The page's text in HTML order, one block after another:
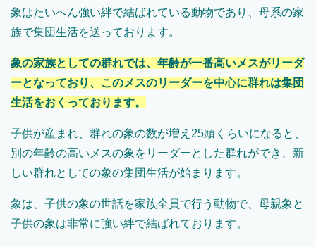
象はたいへん強い絆で結ばれている動物であり、母系の家
族で集団生活を送っております。
象の家族としての群れでは、年齢が一番高いメスがリーダ
ーとなっており、このメスのリーダーを中心に群れは集団
生活をおくっております。
子供が産まれ、群れの象の数が増え25頭くらいになると、
別の年齢の高いメスの象をリーダーとした群れができ、新
しい群れとしての象の集団生活が始まります。
象は、子供の象の世話を家族全員で行う動物で、母親象と
子供の象は非常に強い絆で結ばれております。